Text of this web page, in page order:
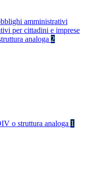
amministrativi
per cittadini e imprese
analoga 2
o struttura analoga 1